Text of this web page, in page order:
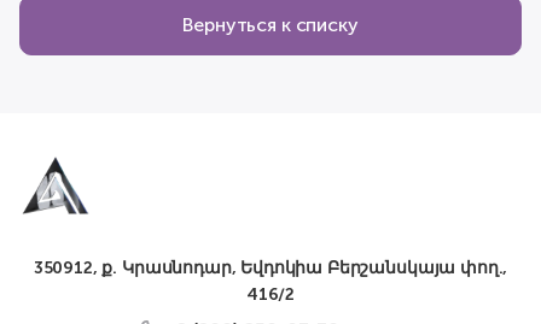
Вернуться к списку
350912, ք. Կրասնոդար, Եվդոկիա Բերշանսկայա փող.,
416/2